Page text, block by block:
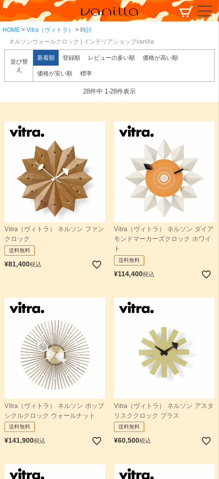
HOME Vitra（ヴィトラ）
時計
ネルソンウォールクロック | インテリアショップvanilla
並び替
え
新着順 登録順 レビューの多い順 価格が高い順
価格が安い順 標準
28件中 1-28件表示
Vitra（ヴィトラ） ネルソン ファン
クロック
送料無料
¥81,400税込
Vitra（ヴィトラ） ネルソン ダイア
モンドマーカーズクロック ホワイ
ト
送料無料
¥114,400税込
Vitra（ヴィトラ） ネルソン ポップ
シクルクロック ウォールナット
送料無料
¥141,900税込
Vitra（ヴィトラ） ネルソン アスタ
リスククロック ブラス
送料無料
¥60,500税込